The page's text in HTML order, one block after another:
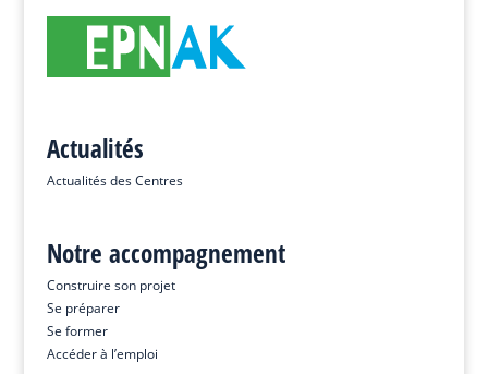
Actualités
Actualités des Centres
Notre accompagnement
Construire son projet
Se préparer
Se former
Accéder à l’emploi